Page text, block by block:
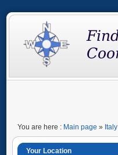
You are here : Main page » Italy
Your Location